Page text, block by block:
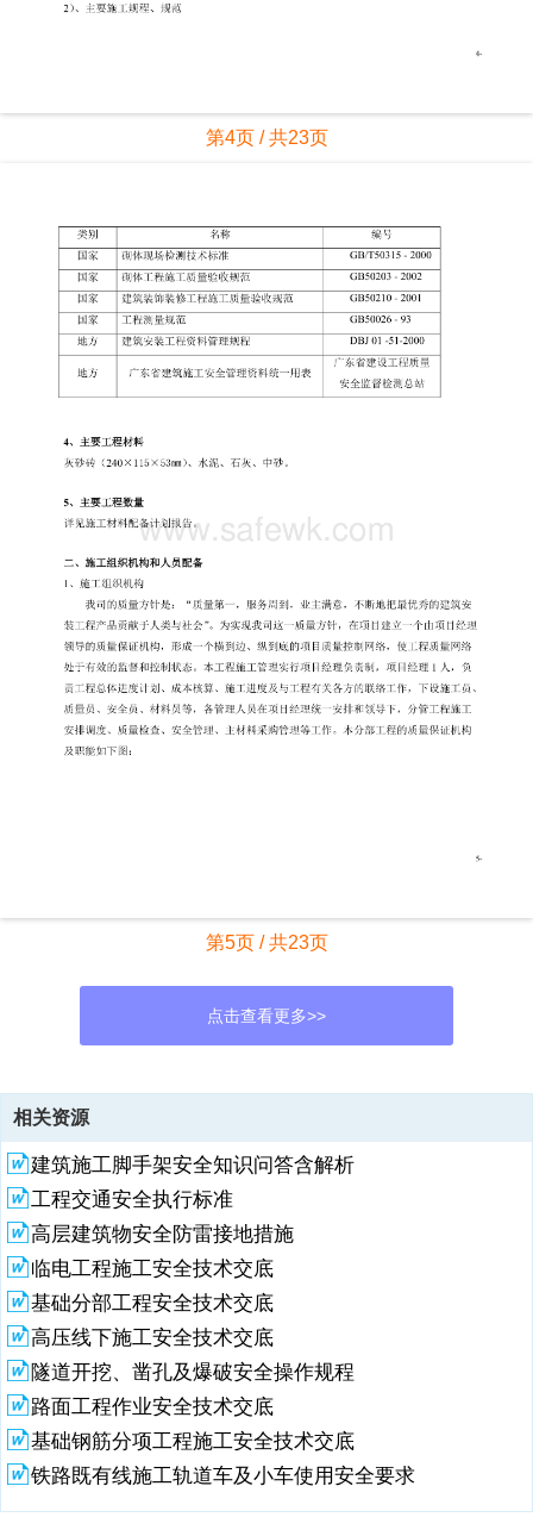
第4页 / 共23页
第5页 / 共23页
点击查看更多>>
资源描述
1、灰砂砖砌体工程施工方案XX工程公司年月日目 录一、工程概况-2
二、施工组织机构和人员配备-4三、施工总体部署及流程-6四、施工设
备及材料的配备-8五、施工进度计划和劳动力计划-9六、主要施工方法
及其质量保证措施-11一、工程概况1、工程基本情况工程名称：综合楼
工程性质：新建工程地点：建设规模：八层，建筑面积为11852结构类
型：八层钢筋混凝土框架，高为30.750m 砌体类型：标准灰砂砖抗震设
防烈度：7 度建筑耐火等级：二级建设单位： 设计单位： 监理单位：
施工单位： 开竣工日期：*年8月1日 *年9月30日2、工程目标：1）、质
量目标一次性验收合格。争创广州市优良工程标准。2）、安全生产
2、目标 为了全面贯彻、落实中华人民共和国安全生产法、国务院建设
工程安全生产监督管理条例，提高项目安全管理水平，杜绝重伤、死亡
事故及其它安全事故（包括中毒、中暑、火灾、触电等），将月轻伤频
率控制在1.2以下，经济损失控制在1000.00 元以下，争取整个工程的
安全生产获得“市安全生产达标样板工地”称号。3）、文明施工目标 文
相关资源
建筑施工脚手架安全知识问答含解析
工程交通安全执行标准
高层建筑物安全防雷接地措施
临电工程施工安全技术交底
基础分部工程安全技术交底
高压线下施工安全技术交底
隧道开挖、凿孔及爆破安全操作规程
路面工程作业安全技术交底
基础钢筋分项工程施工安全技术交底
铁路既有线施工轨道车及小车使用安全要求